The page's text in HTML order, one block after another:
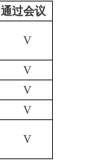
通过会议
V
V
V
V
V